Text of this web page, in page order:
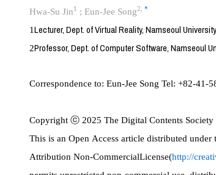
Hwa-Su Jin1 ; Eun-Jee Song2 *
1Lecturer, Dept. of Virtual Reality, Namseoul
2Professor, Dept. of Computer Software, Namseoul
Correspondence to: Eun-Jee Song Tel: +82-41-
Copyright ⓒ 2025 The Digital Contents Society
This is an Open Access article distributed
Attribution Non-CommercialLicense(http://